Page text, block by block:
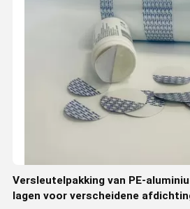
Versleutelpakking van PE-
lagen voor verscheidene